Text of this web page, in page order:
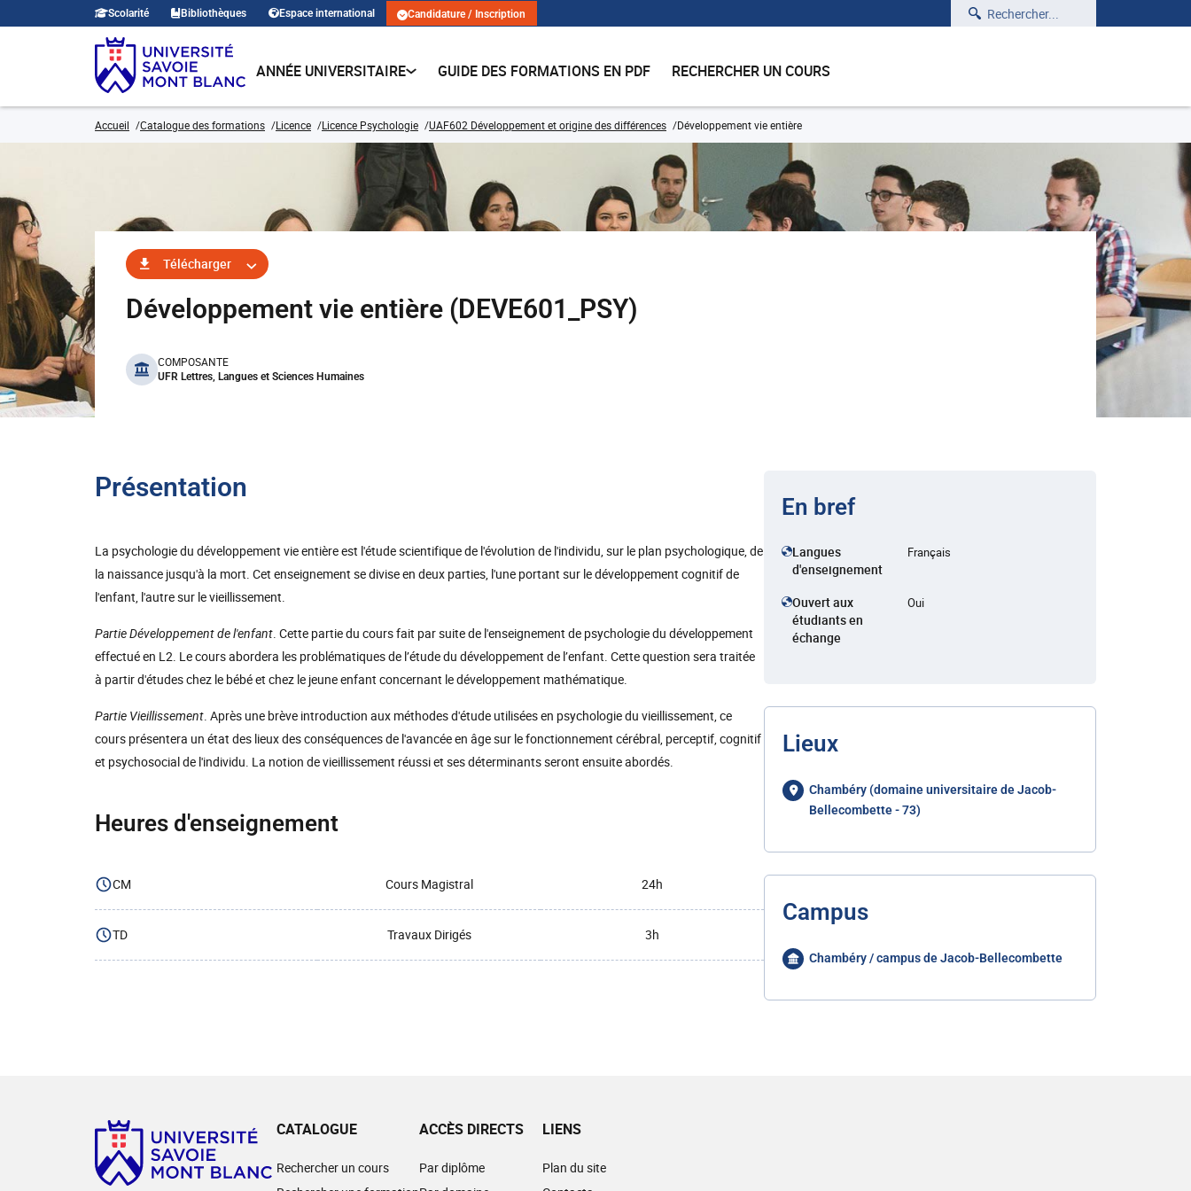
Scolarité Bibliothèques Espace international Candidature / Inscription Rechercher
ANNÉE UNIVERSITAIRE GUIDE DES FORMATIONS EN PDF RECHERCHER UN COURS
Accueil Catalogue des formations Licence Licence Psychologie UAF602 Développement et origine des différences Développement vie entière
Télécharger
Développement vie entière (DEVE601_PSY)
benefits
COMPOSANTE
UFR Lettres, Langues et Sciences Humaines
Présentation
La psychologie du développement vie entière est l'étude scientifique de l'évolution de l'individu, sur le plan psychologique, de
la naissance jusqu'à la mort. Cet enseignement se divise en deux parties, l'une portant sur le développement cognitif de
l'enfant, l'autre sur le vieillissement.
Partie Développement de l'enfant. Cette partie du cours fait par suite de l'enseignement de psychologie du développement
effectué en L2. Le cours abordera les problématiques de l’étude du développement de l’enfant. Cette question sera traitée
à partir d'études chez le bébé et chez le jeune enfant concernant le développement mathématique.
Partie Vieillissement. Après une brève introduction aux méthodes d'étude utilisées en psychologie du vieillissement, ce
cours présentera un état des lieux des conséquences de l'avancée en âge sur le fonctionnement cérébral, perceptif, cognitif
et psychosocial de l'individu. La notion de vieillissement réussi et ses déterminants seront ensuite abordés.
Heures d'enseignement
CM Cours Magistral 24h
TD Travaux Dirigés 3h
En bref
Langues
d'enseignement
Français
Ouvert aux
étudiants en
échange
Oui
Lieux
Chambéry (domaine universitaire de Jacob-
Bellecombette - 73)
Campus
Chambéry / campus de Jacob-Bellecombette
CATALOGUE
Rechercher un cours
ACCÈS DIRECTS
Par diplôme
LIENS
Plan du site